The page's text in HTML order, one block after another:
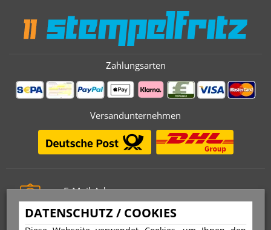
DATENSCHUTZ / COOKIES
Zahlungsarten
Versandunternehmen
E-Mail-Adresse
info@stempelfritz.de
Telefon